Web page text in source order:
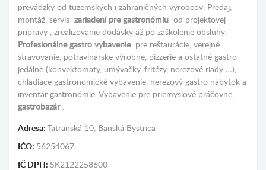
prevádzky od tuzemských i zahraničných výrobcov. Predaj,
montáž, servis zariadení pre gastronómiu od projektovej
prípravy , zrealizovanie dodávky až po zaškolenie obsluhy.
Profesionálne gastro vybavenie
pre reštaurácie, verejné
stravovanie, potravinárske výrobne, pizzerie a ostatné gastro
jedálne (konvektomaty, umývačky, fritézy, nerezové riady …),
chladiace gastronomické vybavenie, nerezový gastro nábytok a
inventár gastronómie. Vybavenie pre priemyslové práčovne,
gastrobazár .
Adresa: Tatranská 10, Banská Bystrica
IČO: 56254067
IČ DPH: SK2122258600